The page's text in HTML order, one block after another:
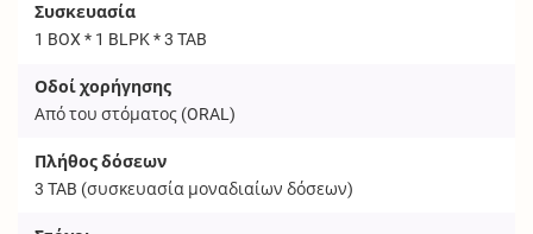
Συσκευασία
1 BOX * 1 BLPK * 3 TAB
Οδοί χορήγησης
Από του στόματος (ORAL)
Πλήθος δόσεων
3TAB (συσκευασία μοναδιαίων δόσεων)